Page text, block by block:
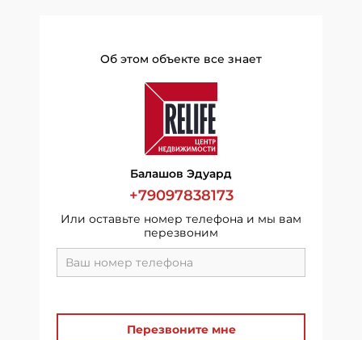
Об этом объекте все знает
Балашов Эдуард
+79097838173
Или оставьте номер телефона и мы вам
перезвоним
Перезвоните мне